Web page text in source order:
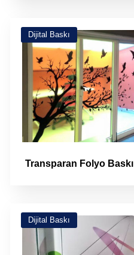
Dijital Baskı
Transparan Folyo Baskı
Dijital Baskı